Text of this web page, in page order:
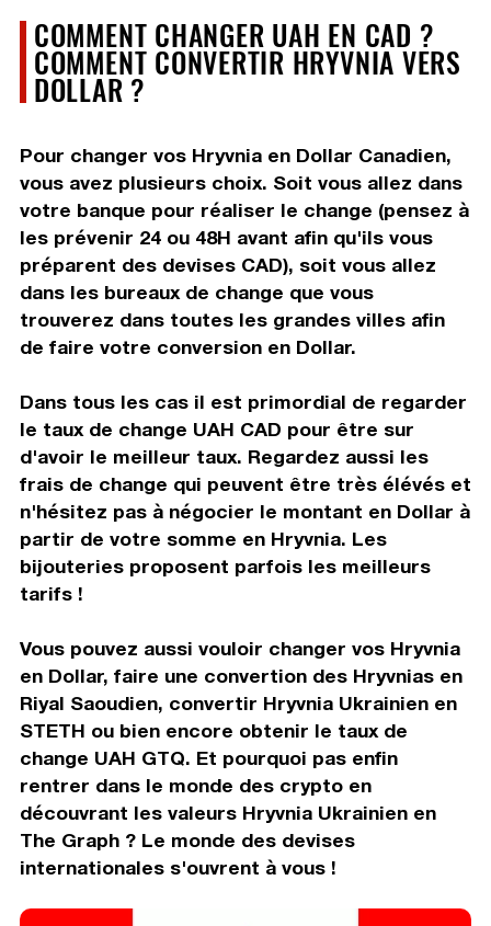
COMMENT CHANGER UAH EN CAD ?
COMMENT CONVERTIR HRYVNIA VERS
DOLLAR ?
Pour changer vos Hryvnia en Dollar Canadien,
vous avez plusieurs choix. Soit vous allez dans
votre banque pour réaliser le change (pensez à
les prévenir 24 ou 48H avant afin qu'ils vous
préparent des devises CAD), soit vous allez
dans les bureaux de change que vous
trouverez dans toutes les grandes villes afin
de faire votre conversion en Dollar.
Dans tous les cas il est primordial de regarder
le taux de change UAH CAD pour être sur
d'avoir le meilleur taux. Regardez aussi les
frais de change qui peuvent être très élévés et
n'hésitez pas à négocier le montant en Dollar à
partir de votre somme en Hryvnia. Les
bijouteries proposent parfois les meilleurs
tarifs !
Vous pouvez aussi vouloir changer vos Hryvnia
en Dollar, faire une convertion des Hryvnias en
Riyal Saoudien, convertir Hryvnia Ukrainien en
STETH ou bien encore obtenir le taux de
change UAH GTQ. Et pourquoi pas enfin
rentrer dans le monde des crypto en
découvrant les valeurs Hryvnia Ukrainien en
The Graph ? Le monde des devises
internationales s'ouvrent à vous !